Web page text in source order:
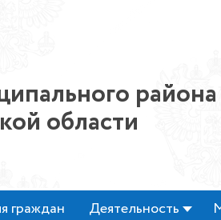
района
области
граждан Деятельность